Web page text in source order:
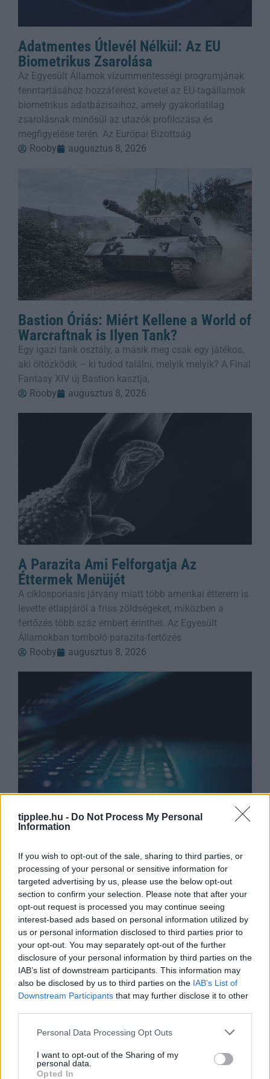
tipplee.hu - Do Not Process My Personal
Information
If you wish to opt-out of the sale, sharing to third parties, or
processing of your personal or sensitive information for
targeted advertising by us, please use the below opt-out
section to confirm your selection. Please note that after your
opt-out request is processed you may continue seeing
interest-based ads based on personal information utilized by
us or personal information disclosed to third parties prior to
your opt-out. You may separately opt-out of the further
disclosure of your personal information by third parties on the
IAB’s list of downstream participants. This information may
also be disclosed by us to third parties on the IAB’s List of
Downstream Participants that may further disclose it to other
Personal Data Processing Opt Outs
I want to opt-out of the Sharing of my
personal data.
Opted In
Adatmentes Útlevél Nélkül: Az EU
Biometrikus Zsarolása
Az Egyesült Államok vízummentességi programjának
fenntartásához hozzáférést követel az EU-tagállamok
biometrikus adatbázisaihoz, amely gyakorlatilag
zsarolásnak minősül az utazók profilozása és
megfigyelése terén. Az Európai Bizottság
Rooby
augusztus 8, 2026
Bastion Óriás: Miért Kellene a World of
Warcraftnak is Ilyen Tank?
Egy igazi tank osztály, a másik meg csak egy játékos,
aki öltözködik – ki tudod találni, melyik melyik? A Final
Fantasy XIV új Bastion kasztja,
Rooby
augusztus 8, 2026
A Parazita Ami Felforgatja Az
Éttermek Menüjét
A ciklosporiasis járvány miatt több amerikai étterem is
levette étlapjáról a friss zöldségeket, miközben a
fertőzés több száz embert érinthet. Az Egyesült
Államokban tomboló parazita-fertőzés
Rooby
augusztus 8, 2026
Okos telefon, nyugodt szívvel:
Az okostelefonok mára mindennapi életünk
nélkülözhetetlen részévé váltak, hiszen pénzügyeinket,
emlékeinket és munkánkat is egyetlen eszközön
kezeljük. Az Android biztonság erősítése nem igényel
drasztikus változtatásokat
Rooby
augusztus 8, 2026